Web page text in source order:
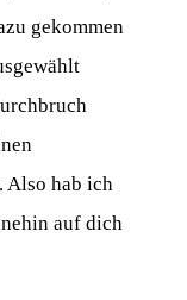
gekommen
Also hab ich
auf dich